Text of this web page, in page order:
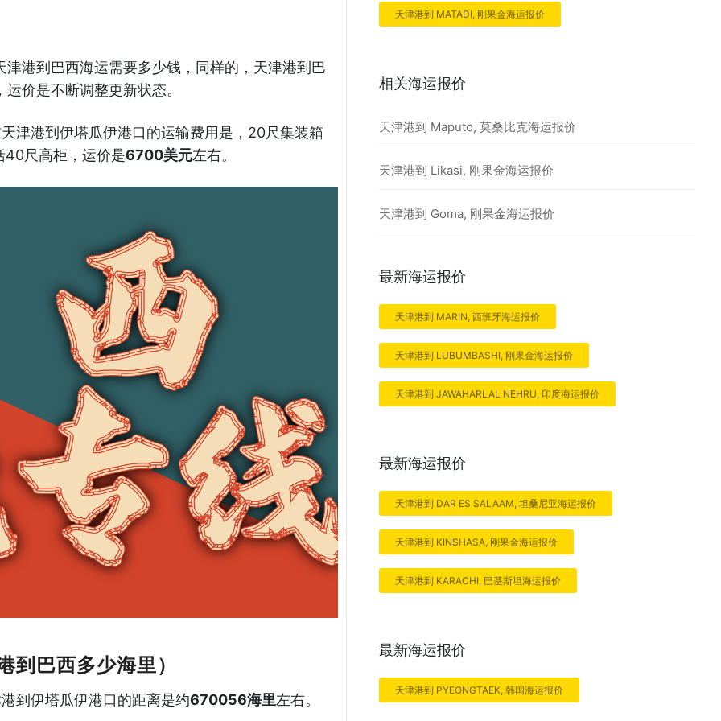
港到巴西海运需要多少钱，同样的，天津港到巴
价是不断调整更新状态。
津港到伊塔瓜伊港口的运输费用是，20尺集装箱
40尺高柜，运价是6700美元左右。
到巴西多少海里）
到伊塔瓜伊港口的距离是约670056海里左右。
天津港到 MATADI, 刚果金海运报价
相关海运报价
天津港到 Maputo, 莫桑比克海运报价
天津港到 Likasi, 刚果金海运报价
天津港到 Goma, 刚果金海运报价
最新海运报价
天津港到 MARIN, 西班牙海运报价
天津港到 LUBUMBASHI, 刚果金海运报价
天津港到 JAWAHARLAL NEHRU, 印度海运报价
最新海运报价
天津港到 DAR ES SALAAM, 坦桑尼亚海运报价
天津港到 KINSHASA, 刚果金海运报价
天津港到 KARACHI, 巴基斯坦海运报价
最新海运报价
天津港到 PYEONGTAEK, 韩国海运报价